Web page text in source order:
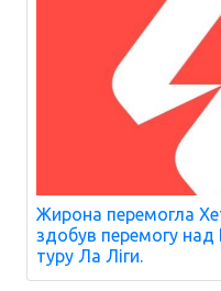
Жирона перемогла
здобув перемогу
туру Ла Ліги.